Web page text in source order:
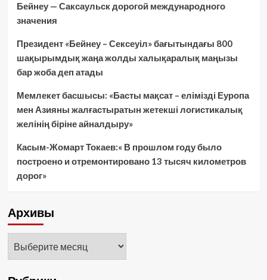
Бейнеу — Саксаульск дорогой международного
значения
Президент «Бейнеу – Сексеуіл» бағытындағы 800
шақырымдық жаңа жолды халықаралық маңызы
бар жоба деп атады
Мемлекет басшысы: «Басты мақсат – елімізді Еуропа
мен Азияны жалғастыратын жетекші логистикалық
желінің біріне айналдыру»
Касым-Жомарт Токаев:« В прошлом году было
построено и отремонтировано 13 тысяч километров
дорог»
Архивы